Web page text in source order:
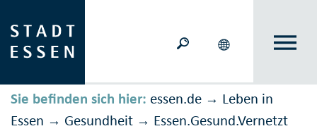
Sie befinden sich hier: essen.de → Leben in
Essen → Gesundheit → Essen.­Gesund.­Vernetzt